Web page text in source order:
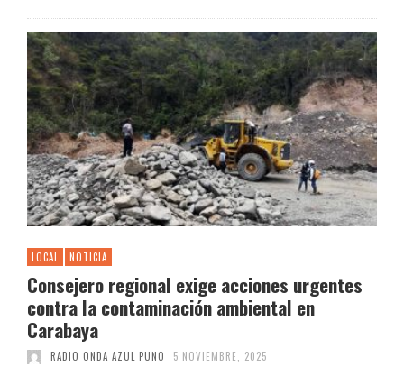
LOCAL NOTICIA
Consejero regional exige acciones urgentes
contra la contaminación ambiental en
Carabaya
RADIO ONDA AZUL PUNO 5 NOVIEMBRE, 2025